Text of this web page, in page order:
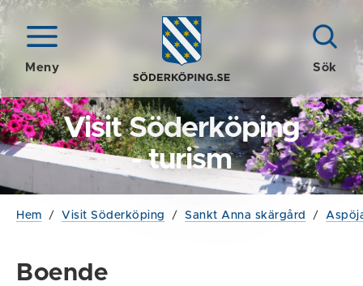
Meny Sök
Visit Söderköping
- turism
Hem / Visit Söderköping / Sankt Anna skärgård /
Boende